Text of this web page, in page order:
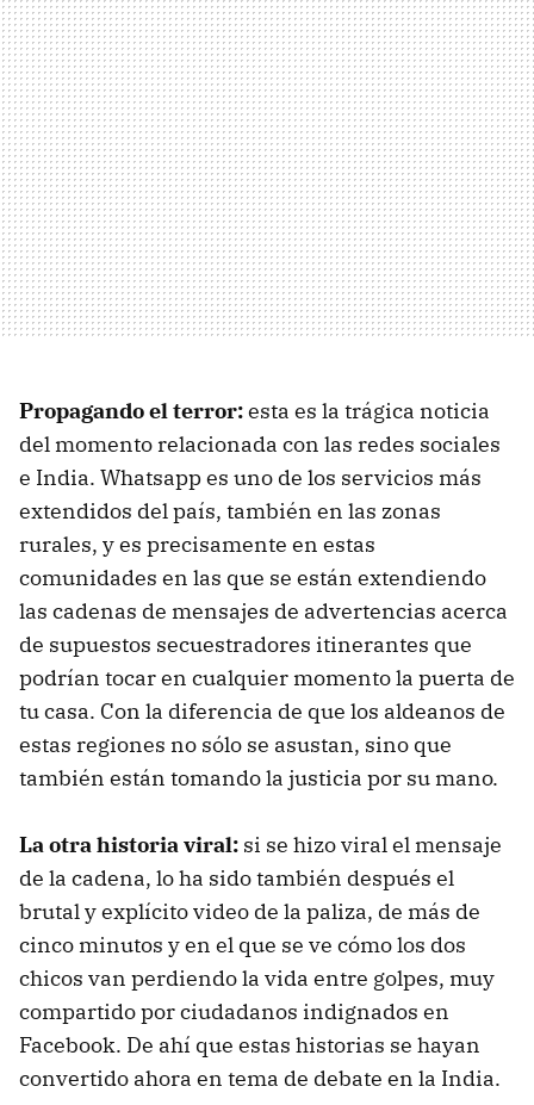
Propagando el terror:esta es la trágica noticia
del momento relacionada con las redes sociales
e India. Whatsapp es uno de los servicios más
extendidos del país, también en las zonas
rurales, y es precisamente en estas
comunidades en las que se están extendiendo
las cadenas de mensajes de advertencias acerca
de supuestos secuestradores itinerantes que
podrían tocar en cualquier momento la puerta de
tu casa. Con la diferencia de que los aldeanos de
estas regiones no sólo se asustan, sino que
también están tomando la justicia por su mano.
La otra historia viral: si se hizo viral el mensaje
de la cadena, lo ha sido también después el
brutal y explícito video de la paliza, de más de
cinco minutos y en el que se ve cómo los dos
chicos van perdiendo la vida entre golpes, muy
compartido por ciudadanos indignados en
Facebook. De ahí que estas historias se hayan
convertido ahora en tema de debate en la India.